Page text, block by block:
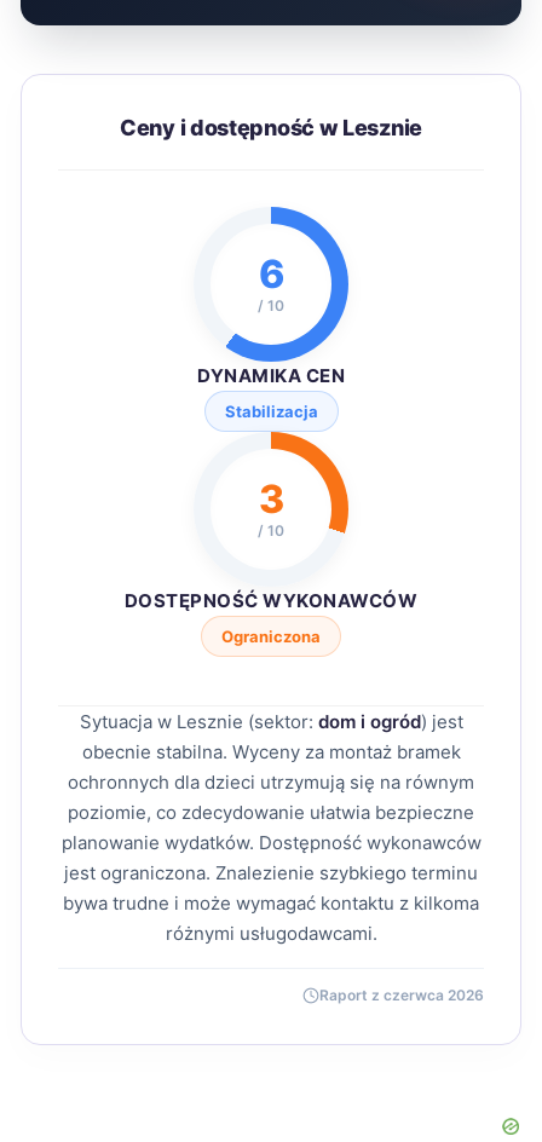
Ceny i dostępność w Lesznie
6
/ 10
DYNAMIKA CEN
Stabilizacja
3
/ 10
DOSTĘPNOŚĆ WYKONAWCÓW
Ograniczona
Sytuacja w Lesznie (sektor: dom i ogród) jest
obecnie stabilna. Wyceny za montaż bramek
ochronnych dla dzieci utrzymują się na równym
poziomie, co zdecydowanie ułatwia bezpieczne
planowanie wydatków. Dostępność wykonawców
jest ograniczona. Znalezienie szybkiego terminu
bywa trudne i może wymagać kontaktu z kilkoma
różnymi usługodawcami.
Raport z czerwca 2026